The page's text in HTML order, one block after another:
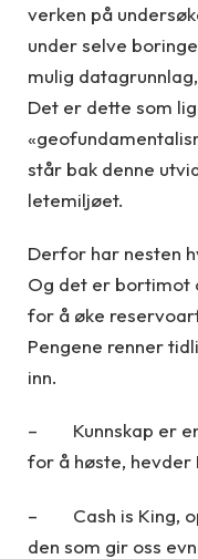
verken på
under selve
mulig
Det er dette som
står bak denne
letemiljøet.
Derfor har nesten
Og det er bortimot
for å øke
Pengene renner
inn.
– Kunnskap er en
for å høste, hevder
– Cash is King,
den som gir oss